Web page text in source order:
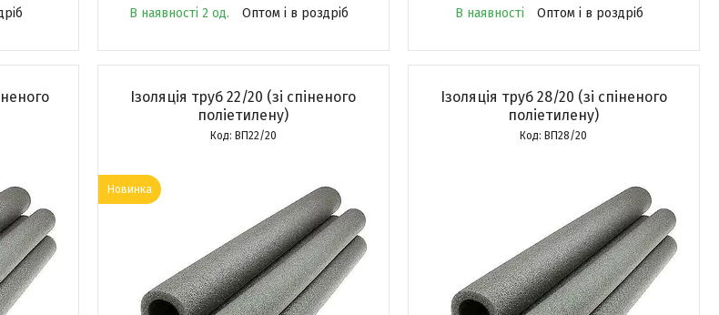
В наявності 2 од. Оптом і в роздріб В наявності Оптом і в роздріб
Ізоляція труб 22/20 (зі спіненого
поліетилену)
ВП22/20
Новинка
Ізоляція труб 28/20 (зі спіненого
поліетилену)
ВП28/20